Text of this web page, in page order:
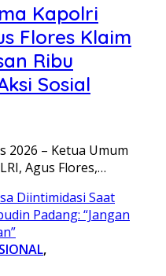
Kapolri
Flores Klaim
Ribu
Sosial
2026 – Ketua Umum
Agus Flores,…
,